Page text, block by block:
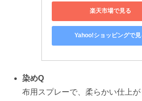
楽天市場で見る
Yahoo!ショッピングで見
染めQ
布用スプレーで、柔らかい仕上